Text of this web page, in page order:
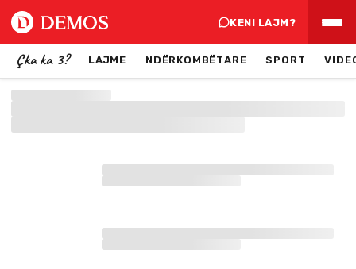
KENI LAJM?
Çka ka 3? LAJME NDËRKOMBËTARE SPORT